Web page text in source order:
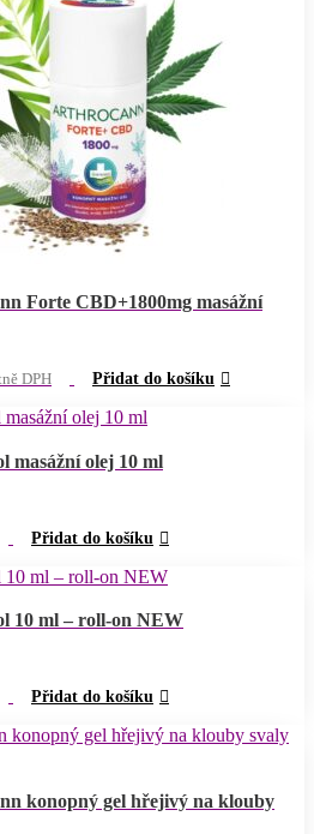
Forte CBD+1800mg masážní
DPH Přidat do košíku
masážní olej 10 ml
Přidat do košíku
10 ml – roll-on NEW
Přidat do košíku
konopný gel hřejivý na klouby